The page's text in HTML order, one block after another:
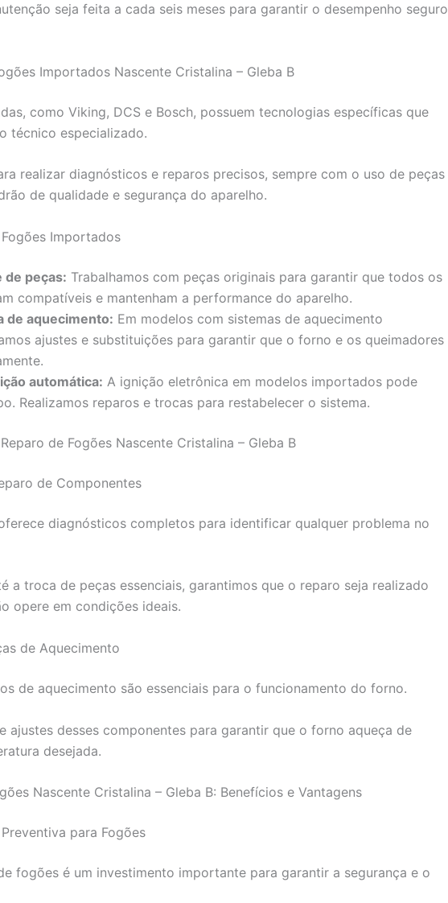
seja feita a cada seis meses para garantir o desempenho seguro
Importados Nascente Cristalina – Gleba B
como Viking, DCS e Bosch, possuem tecnologias específicas que
técnico especializado.
realizar diagnósticos e reparos precisos, sempre com o uso de peças
de qualidade e segurança do aparelho.
Importados
de peças: Trabalhamos com peças originais para garantir que todos os
compatíveis e mantenham a performance do aparelho.
de aquecimento: Em modelos com sistemas de aquecimento
ajustes e substituições para garantir que o forno e os queimadores
automática: A ignição eletrônica em modelos importados pode
Realizamos reparos e trocas para restabelecer o sistema.
de Fogões Nascente Cristalina – Gleba B
de Componentes
diagnósticos completos para identificar qualquer problema no
a troca de peças essenciais, garantimos que o reparo seja realizado
opere em condições ideais.
de Aquecimento
de aquecimento são essenciais para o funcionamento do forno.
ajustes desses componentes para garantir que o forno aqueça de
desejada.
Nascente Cristalina – Gleba B: Benefícios e Vantagens
para Fogões
fogões é um investimento importante para garantir a segurança e o